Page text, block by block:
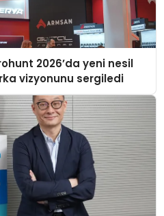
2026’da yeni nesil
vizyonunu sergiledi